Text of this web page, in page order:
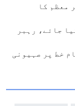
معظم کا
جائے، رہبر
خط پر صہیونی